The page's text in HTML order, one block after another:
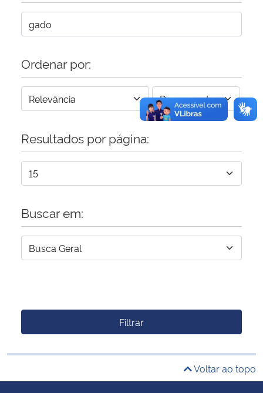
Gabinete de Segurança Institucional
Banco Central do Brasil
Ordenar por:
Resultados por página:
Buscar em:
Filtrar
Voltar ao topo